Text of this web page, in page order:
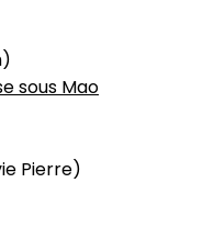
sous Mao
Pierre)